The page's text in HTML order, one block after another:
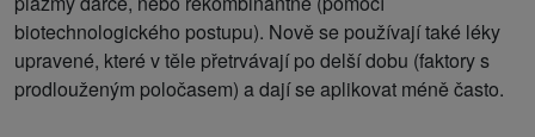
biotechnologického postupu). Nově se používají také léky
upravené, které v těle přetrvávají po delší dobu (faktory s
prodlouženým poločasem) a dají se aplikovat méně často.